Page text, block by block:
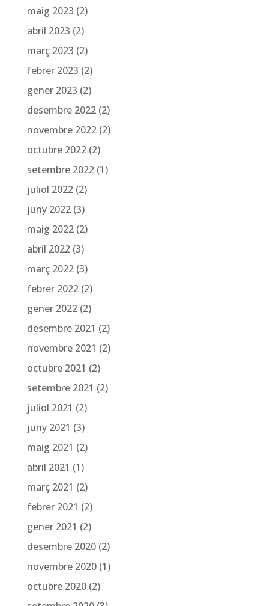
maig 2023 (2)
abril 2023 (2)
març 2023 (2)
febrer 2023 (2)
gener 2023 (2)
desembre 2022(2)
novembre 2022(2)
octubre 2022(2)
setembre 2022(1)
juliol 2022(2)
juny 2022(3)
maig 2022(2)
abril 2022(3)
març 2022(3)
febrer 2022(2)
gener 2022(2)
desembre 2021 (2)
novembre 2021 (2)
octubre 2021 (2)
setembre 2021 (2)
juliol 2021 (2)
juny 2021 (3)
maig 2021 (2)
abril 2021 (1)
març 2021 (2)
febrer 2021 (2)
gener 2021 (2)
desembre 2020(2)
novembre 2020(1)
octubre 2020(2)